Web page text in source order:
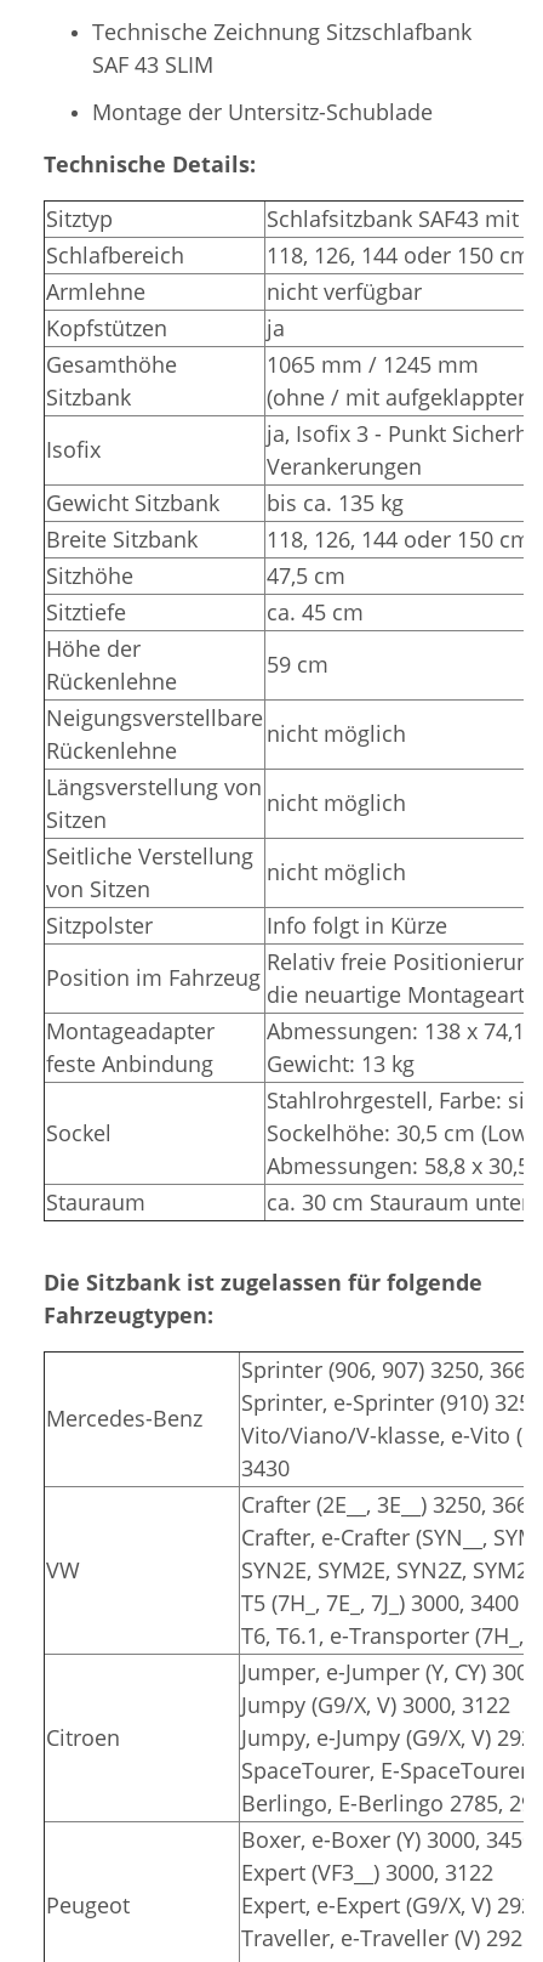
Technische Zeichnung Sitzschlafbank
SAF 43 SLIM
Montage der Untersitz-Schublade
Technische Details:
Sitztyp
Schlafsitzbank SAF43 mit
Schlafbereich
118, 126, 144 oder 150 cm
Armlehne
nicht verfügbar
Kopfstützen
ja
Gesamthöhe
Sitzbank
1065 mm / 1245 mm
(ohne / mit aufgeklappten
Isofix
ja, Isofix 3 - Punkt
Verankerungen
Gewicht Sitzbank
bis ca. 135 kg
Breite Sitzbank
118, 126, 144 oder 150 cm
Sitzhöhe
47,5 cm
Sitztiefe
ca. 45 cm
Höhe der
Rückenlehne
59 cm
Neigungsverstellbare
Rückenlehne
nicht möglich
Längsverstellung von
Sitzen
nicht möglich
Seitliche Verstellung
von Sitzen
nicht möglich
Sitzpolster
Info folgt in Kürze
Position im Fahrzeug
Relativ freie
die neuartige Montageart
Montageadapter
feste Anbindung
Abmessungen: 138 x 74,1
Gewicht: 13 kg
Sockel
Stahlrohrgestell, Farbe:
Sockelhöhe: 30,5 cm
Abmessungen: 58,8 x 30,5
Stauraum
ca. 30 cm Stauraum unter
Die Sitzbank ist zugelassen für folgende
Fahrzeugtypen:
Mercedes-Benz
Sprinter (906, 907) 3250,
Sprinter, e-Sprinter (910)
Vito/Viano/V-klasse, e-Vito
3430
VW
Crafter (2E__, 3E__) 3250,
Crafter, e-Crafter (SYN__,
SYN2E, SYM2E, SYN2Z,
T5 (7H_, 7E_, 7J_) 3000, 3400
T6, T6.1, e-Transporter (7H_,
Citroen
Jumper, e-Jumper (Y, CY)
Jumpy (G9/X, V) 3000, 3122
Jumpy, e-Jumpy (G9/X, V)
SpaceTourer, E-SpaceTourer
Berlingo, E-Berlingo 2785,
Peugeot
Boxer, e-Boxer (Y) 3000,
Expert (VF3__) 3000, 3122
Expert, e-Expert (G9/X, V)
Traveller, e-Traveller (V)